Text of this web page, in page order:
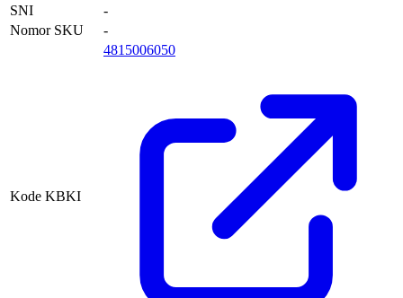
SNI
-
Nomor SKU
-
Kode KBKI
4815006050